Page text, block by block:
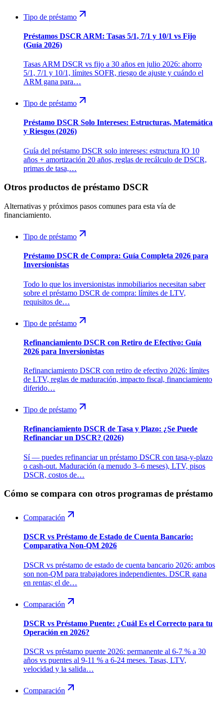
Tipo de préstamo
Préstamos DSCR ARM: Tasas 5/1, 7/1 y 10/1 vs Fijo
(Guía 2026)
Tasas ARM DSCR vs fijo a 30 años en julio 2026: ahorro
5/1, 7/1 y 10/1, límites SOFR, riesgo de ajuste y cuándo el
ARM gana para…
Tipo de préstamo
Préstamo DSCR Solo Intereses: Estructuras, Matemática
y Riesgos (2026)
Guía del préstamo DSCR solo intereses: estructura IO 10
años + amortización 20 años, reglas de recálculo de DSCR,
primas de tasa,…
Otros productos de préstamo DSCR
Alternativas y próximos pasos comunes para esta vía de
financiamiento.
Tipo de préstamo
Préstamo DSCR de Compra: Guía Completa 2026 para
Inversionistas
Todo lo que los inversionistas inmobiliarios necesitan saber
sobre el préstamo DSCR de compra: límites de LTV,
requisitos de…
Tipo de préstamo
Refinanciamiento DSCR con Retiro de Efectivo: Guía
2026 para Inversionistas
Refinanciamiento DSCR con retiro de efectivo 2026: límites
de LTV, reglas de maduración, impacto fiscal, financiamiento
diferido…
Tipo de préstamo
Refinanciamiento DSCR de Tasa y Plazo: ¿Se Puede
Refinanciar un DSCR? (2026)
Sí — puedes refinanciar un préstamo DSCR con tasa-y-plazo
o cash-out. Maduración (a menudo 3–6 meses), LTV, pisos
DSCR, costos de…
Cómo se compara con otros programas de préstamo
Comparación
DSCR vs Préstamo de Estado de Cuenta Bancario:
Comparativa Non-QM 2026
DSCR vs préstamo de estado de cuenta bancario 2026: ambos
son non-QM para trabajadores independientes. DSCR gana
en rentas; el de…
Comparación
DSCR vs Préstamo Puente: ¿Cuál Es el Correcto para tu
Operación en 2026?
DSCR vs préstamo puente 2026: permanente al 6-7 % a 30
años vs puentes al 9-11 % a 6-24 meses. Tasas, LTV,
velocidad y la salida…
Comparación